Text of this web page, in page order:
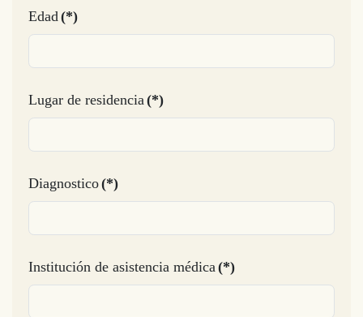
Edad (*)
Lugar de residencia (*)
Diagnostico(*)
Institución de asistencia médica (*)